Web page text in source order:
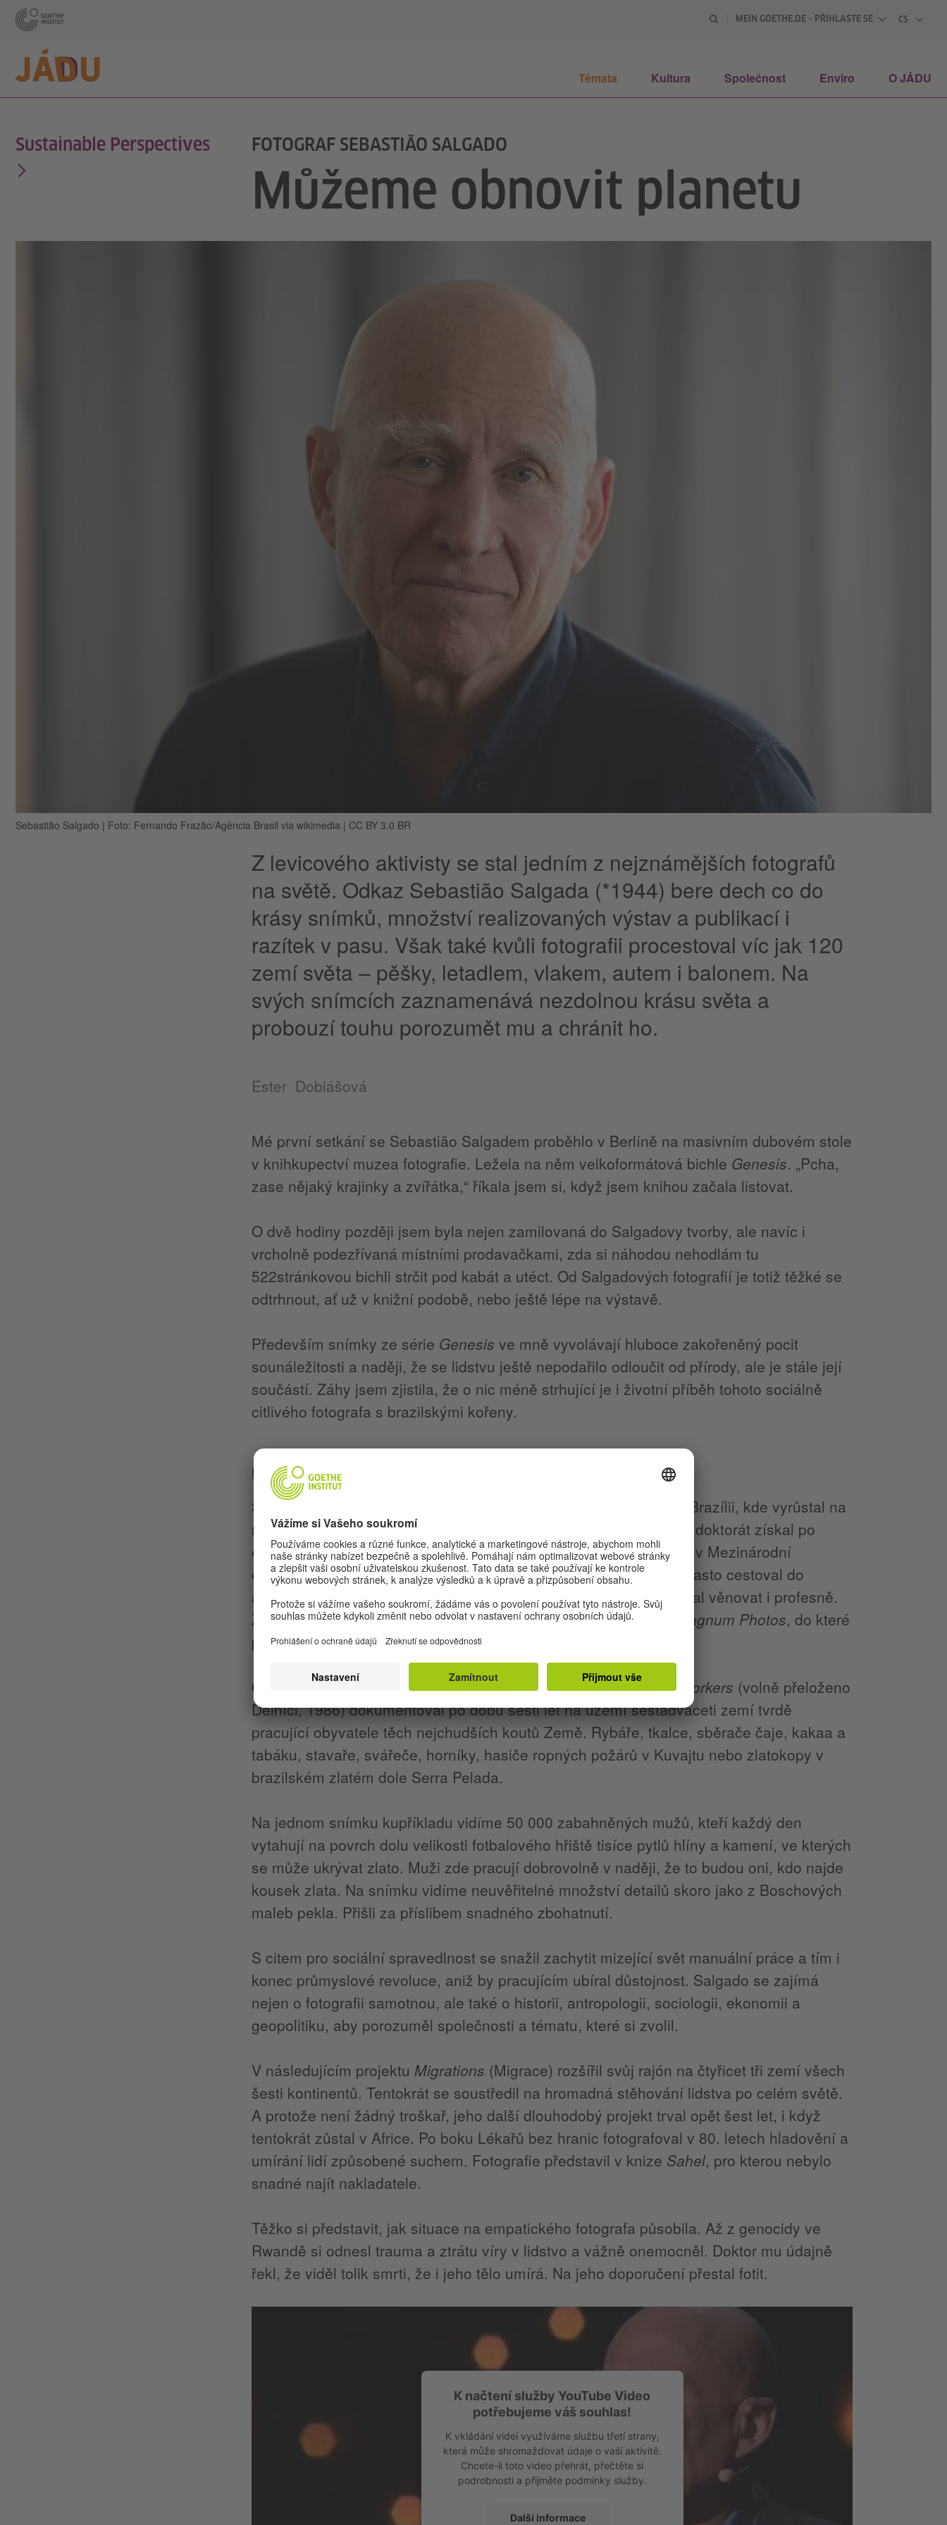
MEIN GOETHE.DE – PŘIHLASTE SE
CS
Témata Kultura Společnost Enviro O JÁDU
Sustainable Perspectives FOTOGRAF SEBASTIÃO SALGADO
Můžeme obnovit planetu
Sebastião Salgado | Foto: Fernando Frazão/Agência Brasil via wikimedia | CC BY 3.0 BR
Z levicového aktivisty se stal jedním z nejznámějších fotografů
na světě. Odkaz Sebastião Salgada (*1944) bere dech co do
krásy snímků, množství realizovaných výstav a publikací i
razítek v pasu. Však také kvůli fotografii procestoval víc jak 120
zemí světa – pěšky, letadlem, vlakem, autem i balonem. Na
svých snímcích zaznamenává nezdolnou krásu světa a
probouzí touhu porozumět mu a chránit ho.
Ester Dobiášová
Mé první setkání se Sebastião Salgadem proběhlo v Berlíně na masivním dubovém stole
v knihkupectví muzea fotografie. Ležela na něm velkoformátová bichle Genesis. „Pcha,
zase nějaký krajinky a zvířátka,“ říkala jsem si, když jsem knihou začala listovat.
O dvě hodiny později jsem byla nejen zamilovaná do Salgadovy tvorby, ale navíc i
vrcholně podezřívaná místními prodavačkami, zda si náhodou nehodlám tu
522stránkovou bichli strčit pod kabát a utéct. Od Salgadových fotografií je totiž těžké se
odtrhnout, ať už v knižní podobě, nebo ještě lépe na výstavě.
Především snímky ze série Genesis ve mně vyvolávají hluboce zakořeněný pocit
sounáležitosti a naději, že se lidstvu ještě nepodařilo odloučit od přírody, ale je stále její
součástí. Záhy jsem zjistila, že o nic méně strhující je i životní příběh tohoto sociálně
citlivého fotografa s brazilskými kořeny.
Procestovat celý svět
Sebastião Salgado se narodil roku 1944 ve státě Minas Gerais v Brazílii, kde vyrůstal na
rodinné farmě. Poté studoval ekonomii na univerzitě v São Paulu, doktorát získal po
emigraci v Paříži, kde žije dodnes. Zpočátku se živil jako ekonom v Mezinárodní
organizaci pro kávu a také pro Světovou banku. Díky této pozici často cestoval do
afrických zemí a zamiloval si fotografii, které se od roku 1973 začal věnovat i profesně.
Záhy se stal členem slavné mezinárodní fotografické agentury
Magnum Photos, do které
patří například i český fotograf Josef Koudelka.
Od počátků tvorby směřoval k sociálnímu dokumentu. Pro sérii Workers (volně přeloženo
Dělníci, 1986) dokumentoval po dobu šesti let na území šestadvaceti zemí tvrdě
pracující obyvatele těch nejchudších koutů Země. Rybáře, tkalce, sběrače čaje, kakaa a
tabáku, stavaře, svářeče, horníky, hasiče ropných požárů v Kuvajtu nebo zlatokopy v
brazilském zlatém dole Serra Pelada.
Na jednom snímku kupříkladu vidíme 50 000 zabahněných mužů, kteří každý den
vytahují na povrch dolu velikosti fotbalového hřiště tisíce pytlů hlíny a kamení, ve kterých
se může ukrývat zlato. Muži zde pracují dobrovolně v naději, že to budou oni, kdo najde
kousek zlata. Na snímku vidíme neuvěřitelné množství detailů skoro jako z Boschových
maleb pekla. Přišli za příslibem snadného zbohatnutí.
S citem pro sociální spravedlnost se snažil zachytit mizející svět manuální práce a tím i
konec průmyslové revoluce, aniž by pracujícím ubíral důstojnost. Salgado se zajímá
nejen o fotografii samotnou, ale také o historii, antropologii, sociologii, ekonomii a
geopolitiku, aby porozuměl společnosti a tématu, které si zvolil.
V následujícím projektu Migrations (Migrace) rozšířil svůj rajón na čtyřicet tři zemí všech
šesti kontinentů. Tentokrát se soustředil na hromadná stěhování lidstva po celém světě.
A protože není žádný troškař, jeho další dlouhodobý projekt trval opět šest let, i když
tentokrát zůstal v Africe. Po boku Lékařů bez hranic fotografoval v 80. letech hladovění a
umírání lidí způsobené suchem. Fotografie představil v knize Sahel, pro kterou nebylo
snadné najít nakladatele.
Těžko si představit, jak situace na empatického fotografa působila. Až z genocidy ve
Rwandě si odnesl trauma a ztrátu víry v lidstvo a vážně onemocněl. Doktor mu údajně
řekl, že viděl tolik smrti, že i jeho tělo umírá. Na jeho doporučení přestal fotit.
K načtení služby YouTube Video
potřebujeme váš souhlas!
K vkládání videí využíváme službu třetí strany,
která může shromažďovat údaje o vaší aktivitě.
Chcete-li toto video přehrát, přečtěte si
podrobnosti a přijměte podmínky služby.
Další informace